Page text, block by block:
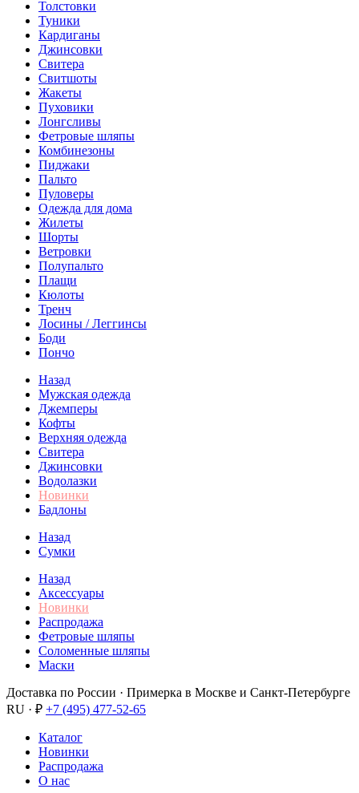
Толстовки
Туники
Кардиганы
Джинсовки
Свитера
Свитшоты
Жакеты
Пуховики
Лонгсливы
Фетровые шляпы
Комбинезоны
Пиджаки
Пальто
Пуловеры
Одежда для дома
Жилеты
Шорты
Ветровки
Полупальто
Плащи
Кюлоты
Тренч
Лосины / Леггинсы
Боди
Пончо
Назад
Мужская одежда
Джемперы
Кофты
Верхняя одежда
Свитера
Джинсовки
Водолазки
Новинки
Бадлоны
Назад
Сумки
Назад
Аксессуары
Новинки
Распродажа
Фетровые шляпы
Соломенные шляпы
Маски
Доставка по России · Примерка в Москве и Санкт-Петербурге
RU · ₽ +7 (495) 477-52-65
Каталог
Новинки
Распродажа
О нас